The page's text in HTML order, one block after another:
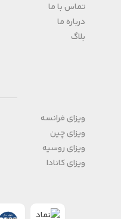
تماس با ما
درباره ما
بلاگ
ویزای فرانسه
ویزای چین
ویزای روسیه
ویزای کانادا